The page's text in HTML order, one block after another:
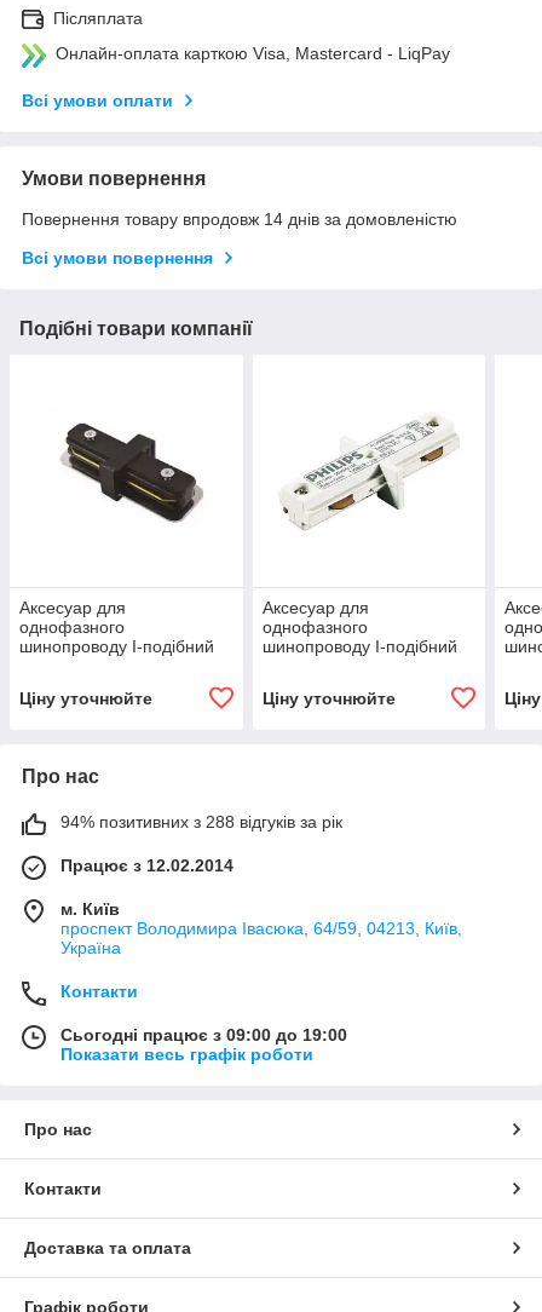
Післяплата
Онлайн-оплата карткою Visa, Mastercard - LiqPay
Всі умови оплати
Умови повернення
Повернення товару впродовж 14 днів за домовленістю
Всі умови повернення
Подібні товари компанії
Аксесуар для
однофазного
шинопроводу I-подібний
Ціну уточнюйте
Аксесуар для
однофазного
шинопроводу I-подібний
Ціну уточнюйте
Про нас
94% позитивних з 288 відгуків за рік
Працює з 12.02.2014
м. Київ
проспект Володимира Івасюка, 64/59, 04213, Київ,
Україна
Контакти
Сьогодні працює з 09:00 до 19:00
Показати весь графік роботи
Про нас
Контакти
Доставка та оплата
Графік роботи